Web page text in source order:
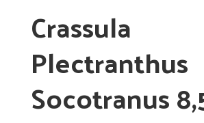
Crassula
Plectranthus
Socotranus